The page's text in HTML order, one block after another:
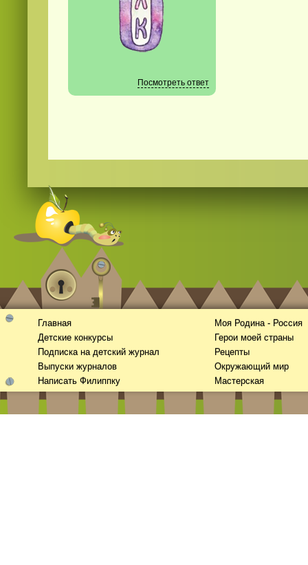
Посмотреть ответ
Главная
Детские конкурсы
Подписка на детский журнал
Выпуски журналов
Написать Филиппку
Моя Родина - Россия
Герои моей страны
Рецепты
Окружающий мир
Мастерская